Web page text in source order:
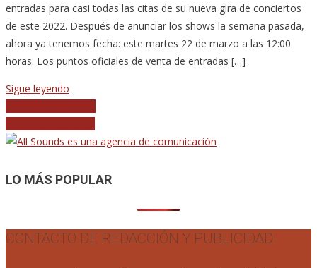
entradas para casi todas las citas de su nueva gira de conciertos
de este 2022. Después de anunciar los shows la semana pasada,
ahora ya tenemos fecha: este martes 22 de marzo a las 12:00
horas. Los puntos oficiales de venta de entradas […]
Sigue leyendo
de
entradas
LO MÁS POPULAR
CONTACTO DE REDACCIÓN Y PUBLICIDAD